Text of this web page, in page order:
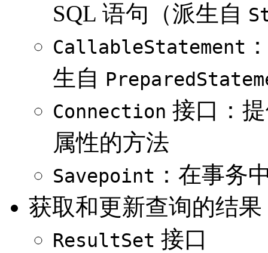
SQL 语句（派生自
CallableStatement
生自
Connection 接口：
属性的方法
Savepoint ：在事务
获取和更新查询的结果
ResultSet 接口